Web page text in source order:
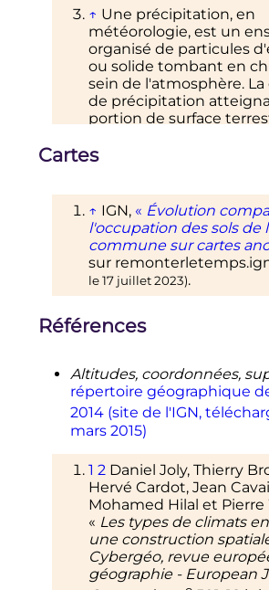
↑ Une précipitation, en
météorologie, est un
organisé de particules
ou solide tombant en
sein de l'atmosphère.
de précipitation
portion de surface
est évaluée par la
pluviomètres
.
↑ La distance est
d'oiseau entre la station
météorologique
et le chef-lieu de
↑Par station
station météorologique
Les données s'étendent
minimum sur trois
trente ans (1971-2000,
1991-2020).
↑Selon le zonage des
rurales et urbaines
novembre 2020, en
la nouvelle définition de
validée le14 novembre
comité interministériel
↑Population municipale
Cartes
↑ IGN, « Évolution
l'occupation des sols de
commune sur cartes
sur
le17 juillet 2023).
Références
Altitudes, coordonnées,
répertoire géographique
2014 (site de l'IGN,
mars 2015)
1 2 Daniel Joly, Thierry
Hervé Cardot, Jean
Mohamed Hilal et Pierre
« Les types de climats
une construction
Cybergéo, revue
géographie - European